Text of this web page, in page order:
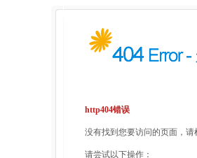
http404错误
没有找到您要访问的页面，
请尝试以下操作：